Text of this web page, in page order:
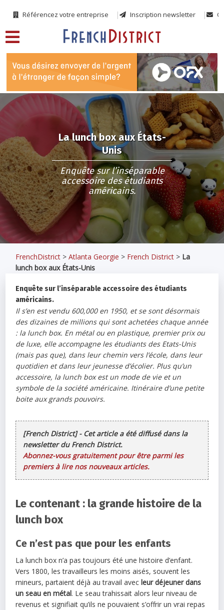
Référencez votre entreprise Inscription newsletter
La lunch box aux États-
Unis
Enquête sur l’inséparable
accessoire des étudiants
américains.
FrenchDistrict >Atlanta Georgie > French District > La
lunch box aux États-Unis
Enquête sur l’inséparable accessoire des étudiants
américains.
Il s’en est vendu 600,000 en 1950, et se sont désormais
des dizaines de millions qui sont achetées chaque année
: la lunch box. En métal ou en plastique, premier prix ou
de luxe, elle accompagne les étudiants des Etats-Unis
(mais pas que), dans leur chemin vers l’école, dans leur
quotidien et dans leur jeunesse d’écolier. Plus qu’un
accessoire, la lunch box est un mode de vie et un
symbole de la société américaine. Itinéraire d’une petite
boite aux grands pouvoirs.
[French District] - Cet article a été diffusé dans la
newsletter du French District.
Abonnez-vous gratuitement pour être parmi les
premiers à lire nos nouveaux articles.
Le contenant : la grande histoire de la
lunch box
Ce n’est pas que pour les enfants
La lunch box n’a pas toujours été une histoire d’enfant.
Vers 1800, les travailleurs les moins aisés, souvent les
mineurs, partaient déjà au travail avecleur déjeuner dans
un seau en métal. Le seau trahissait alors leur niveau de
revenus et signifiait qu’ils ne pouvaient s’offrir un vrai repas